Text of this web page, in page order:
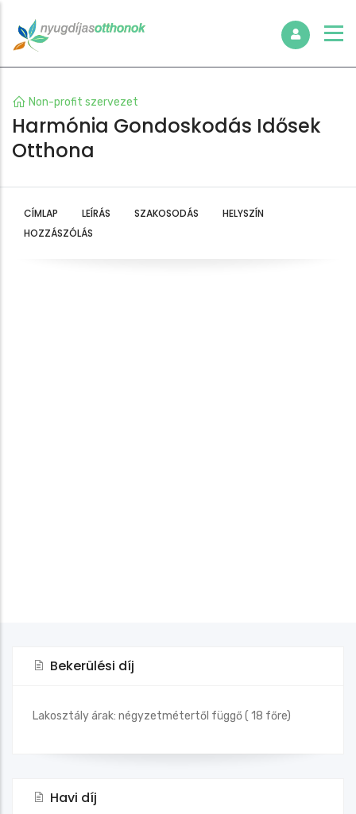
Non-profit szervezet
Harmónia Gondoskodás Idősek
Otthona
CÍMLAP LEÍRÁS SZAKOSODÁS
HELYSZÍN
HOZZÁSZÓLÁS
Bekerülési díj
Lakosztály árak: négyzetmétertől függő ( 18 főre)
Havi díj